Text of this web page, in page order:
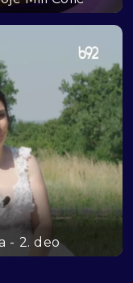
- 2. deo